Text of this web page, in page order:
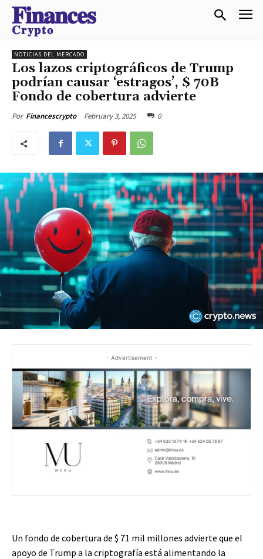
𝐅𝐢𝐧𝐚𝐧𝐜𝐞𝐬
𝐂𝐫𝐲𝐩𝐭𝐨
NOTICIAS DEL MERCADO
Los lazos criptográficos de Trump
podrían causar ‘estragos’, $ 70B
Fondo de cobertura advierte
Por Financescrypto February 3, 2025 0
- Advertisement -
Un fondo de cobertura de $ 71 mil millones advierte que el
apoyo de Trump a la criptografía está alimentando la